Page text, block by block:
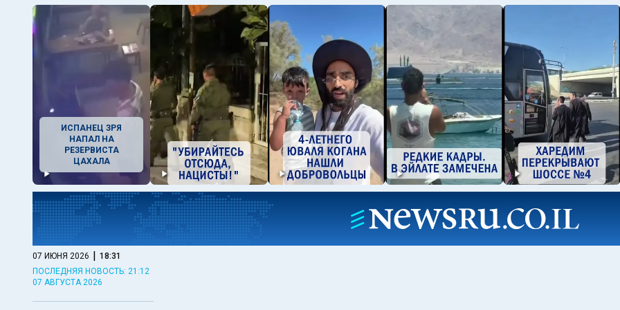
ИСПАНЕЦ ЗРЯ
НАПАЛ НА
РЕЗЕРВИСТА
ЦАХАЛА
07 ИЮНЯ 2026 | 18:31
ПОСЛЕДНЯЯ НОВОСТЬ: 21:12
07 АВГУСТА 2026